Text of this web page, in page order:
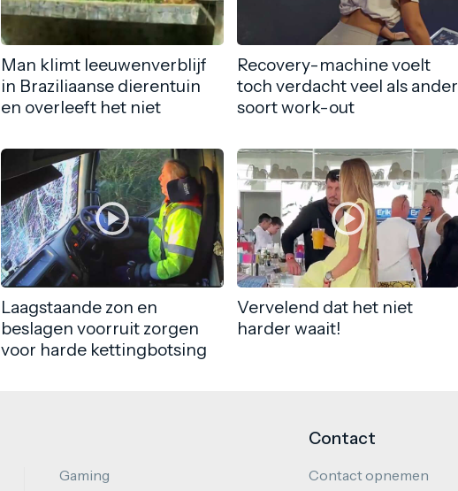
Man klimt leeuwenverblijf
in Braziliaanse dierentuin
en overleeft het niet
Recovery-machine voelt
toch verdacht veel als ander
soort work-out
Laagstaande zon en
beslagen voorruit zorgen
voor harde kettingbotsing
Vervelend dat het niet
harder waait!
Gaming
Contact
Contact opnemen